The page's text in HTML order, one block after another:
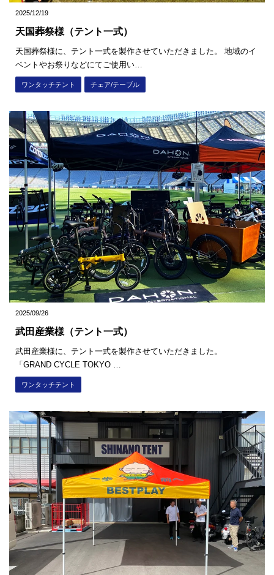
2025/12/19
天国葬祭様（テント一式）
天国葬祭様に、テント一式を製作させていただきました。 地域のイ
ベントやお祭りなどにてご使用い…
ワンタッチテント チェア/テーブル
2025/09/26
武田産業様（テント一式）
武田産業様に、テント一式を製作させていただきました。
「GRAND CYCLE TOKYO …
ワンタッチテント